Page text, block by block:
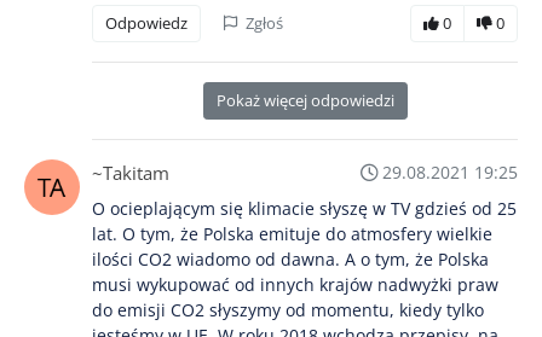
Odpowiedz Zgłoś 0 0
Pokaż więcej odpowiedzi
~Takitam
29.08.2021 19:25
O ocieplającym się klimacie słyszę w TV gdzieś od 25
lat. O tym, że Polska emituje do atmosfery wielkie
ilości CO2 wiadomo od dawna. A o tym, że Polska
musi wykupować od innych krajów nadwyżki praw
do emisji CO2 słyszymy od momentu, kiedy tylko